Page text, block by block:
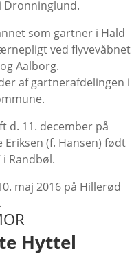
Dronninglund.
som gartner i Hald
ved flyvevåbnet
Aalborg.
af gartnerafdelingen i
d. 11. december på
(f. Hansen) født
Randbøl.
maj 2016 på Hillerød
Hyttel